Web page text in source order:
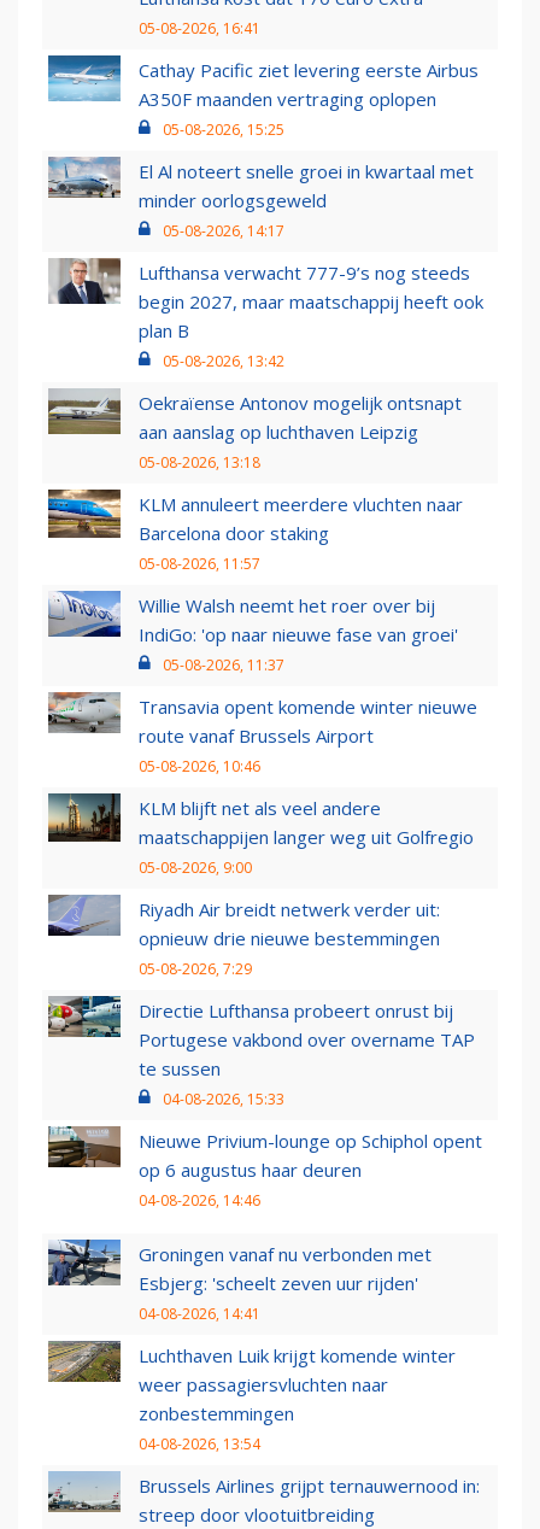
05-08-2026, 16:41
Cathay Pacific ziet levering eerste Airbus
A350F maanden vertraging oplopen
05-08-2026, 15:25
El Al noteert snelle groei in kwartaal met
minder oorlogsgeweld
05-08-2026, 14:17
Lufthansa verwacht 777-9’s nog steeds
begin 2027, maar maatschappij heeft ook
plan B
05-08-2026, 13:42
Oekraïense Antonov mogelijk ontsnapt
aan aanslag op luchthaven Leipzig
05-08-2026, 13:18
KLM annuleert meerdere vluchten naar
Barcelona door staking
05-08-2026, 11:57
Willie Walsh neemt het roer over bij
IndiGo: 'op naar nieuwe fase van groei'
05-08-2026, 11:37
Transavia opent komende winter nieuwe
route vanaf Brussels Airport
05-08-2026, 10:46
KLM blijft net als veel andere
maatschappijen langer weg uit Golfregio
05-08-2026, 9:00
Riyadh Air breidt netwerk verder uit:
opnieuw drie nieuwe bestemmingen
05-08-2026, 7:29
Directie Lufthansa probeert onrust bij
Portugese vakbond over overname TAP
te sussen
04-08-2026, 15:33
Nieuwe Privium-lounge op Schiphol opent
op 6 augustus haar deuren
04-08-2026, 14:46
Groningen vanaf nu verbonden met
Esbjerg: 'scheelt zeven uur rijden'
04-08-2026, 14:41
Luchthaven Luik krijgt komende winter
weer passagiersvluchten naar
zonbestemmingen
04-08-2026, 13:54
Brussels Airlines grijpt ternauwernood in:
streep door vlootuitbreiding